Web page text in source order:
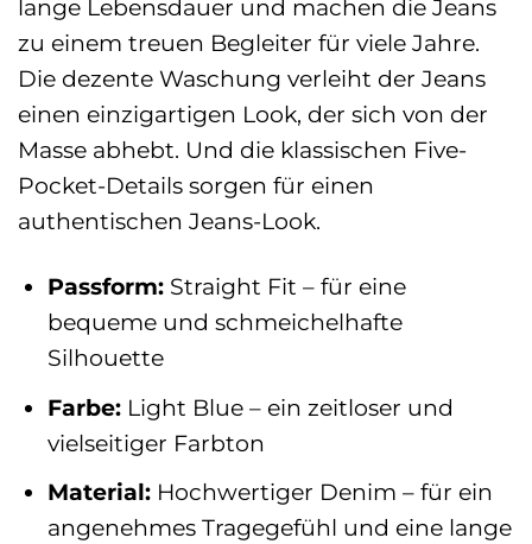
lange Lebensdauer und machen die Jeans
zu einem treuen Begleiter für viele Jahre.
Die dezente Waschung verleiht der Jeans
einen einzigartigen Look, der sich von der
Masse abhebt. Und die klassischen Five-
Pocket-Details sorgen für einen
authentischen Jeans-Look.
Passform:Straight Fit – für eine
bequeme und schmeichelhafte
Silhouette
Farbe:Light Blue – ein zeitloser und
vielseitiger Farbton
Material:Hochwertiger Denim – für ein
angenehmes Tragegefühl und eine lange